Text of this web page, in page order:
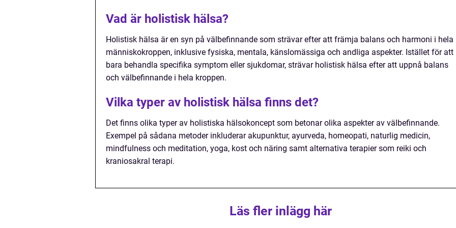
Vad är holistisk hälsa?
Holistisk hälsa är en syn på välbefinnande som strävar efter att främja balans och harmoni i hela
människokroppen, inklusive fysiska, mentala, känslomässiga och andliga aspekter. Istället för att
bara behandla specifika symptom eller sjukdomar, strävar holistisk hälsa efter att uppnå balans
och välbefinnande i hela kroppen.
Vilka typer av holistisk hälsa finns det?
Det finns olika typer av holistiska hälsokoncept som betonar olika aspekter av välbefinnande.
Exempel på sådana metoder inkluderar akupunktur, ayurveda, homeopati, naturlig medicin,
mindfulness och meditation, yoga, kost och näring samt alternativa terapier som reiki och
kraniosakral terapi.
Läs fler inlägg här